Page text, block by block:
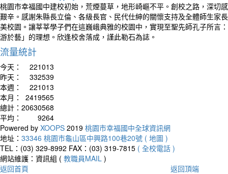
桃園市幸福國中建校初始，荒煙蔓草，地形崎嶇不平。創校之路，深切
艱辛。感謝朱縣長立倫、各級長官、民代仕紳的關懷支持及全體師生家
美校園。讓莘莘學子們在這巍峨典雅的校園中，實現至聖先師孔子所言
游於藝」的理想。欣逢校舍落成，謹此勒石為誌。
流量統計
今天：
221013
昨天：
332539
本週：
221013
本月：
2419565
總計： 20630568
平均：
9264
Powered by XOOPS 2019 桃園市幸福國中全球資訊網
地址： 33346 桃園市龜山區中興路100巷20號 ( 地圖 )
TEL：(03) 329-8992 FAX：(03) 319-7815 ( 全校電話 )
網站維護：資訊組 ( 教職員MAIL )
返回首頁
返回頂端